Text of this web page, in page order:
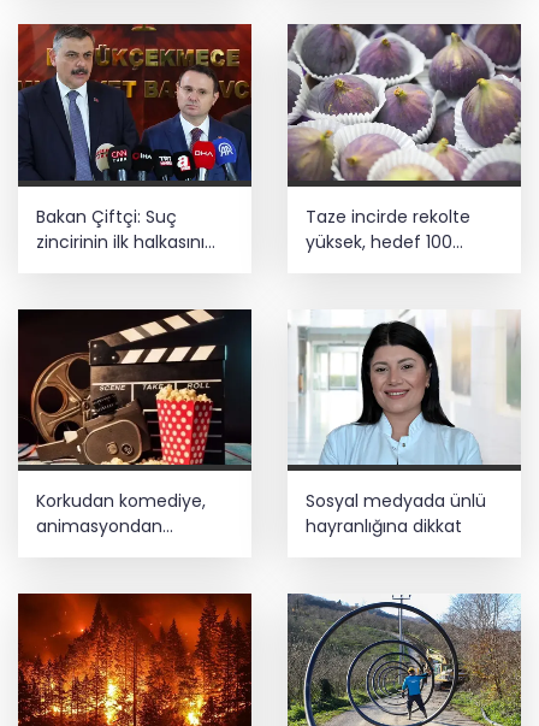
Bakan Çiftçi: Suç
zincirinin ilk halkasını
Taze incirde rekolte
yüksek, hedef 100
Korkudan komediye,
animasyondan
dramaya 6 yeni film
Sosyal medyada ünlü
hayranlığına dikkat